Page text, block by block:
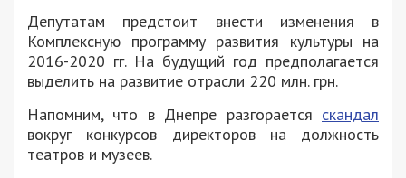
Депутатам предстоит внести изменения в
Комплексную программу развития культуры на
2016-2020 гг. На будущий год предполагается
выделить на развитие отрасли 220 млн. грн.
Напомним, что в Днепре разгорается скандал
вокруг конкурсов директоров на должность
театров и музеев.